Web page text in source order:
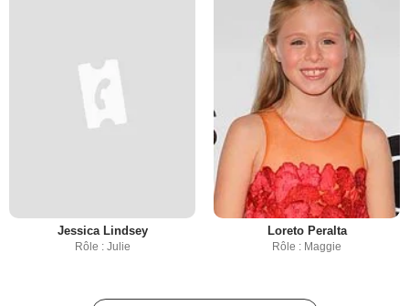
Jessica Lindsey
Rôle : Julie
Loreto Peralta
Rôle : Maggie